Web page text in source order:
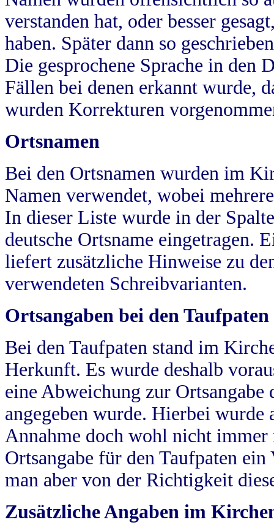
verstanden hat, oder besser
haben. Später dann so
Die gesprochene Sprache in
Fällen bei denen erkannt wurde,
wurden Korrekturen
Ortsnamen
Bei den Ortsnamen wurden im
Namen verwendet, wobei
In dieser Liste wurde in der
deutsche Ortsname eingetragen.
liefert zusätzliche Hinweise zu
verwendeten Schreibvarianten.
Ortsangaben bei den Taufpaten
Bei den Taufpaten stand im
Herkunft. Es wurde deshalb
eine Abweichung zur
angegeben wurde. Hierbei wurde
Annahme doch wohl nicht
Ortsangabe für den Taufpaten
man aber von der Richtigkeit
Zusätzliche Angaben im